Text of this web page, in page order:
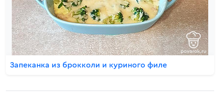
Запеканка из брокколи и куриного филе